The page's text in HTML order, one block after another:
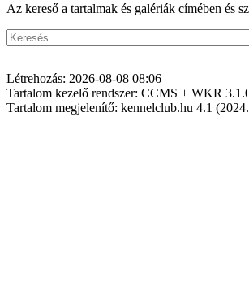
Az kereső a tartalmak és galériák címében és
Létrehozás: 2026-08-08 08:06
Tartalom kezelő rendszer: CCMS + WKR
Tartalom megjelenítő: kennelclub.hu 4.1